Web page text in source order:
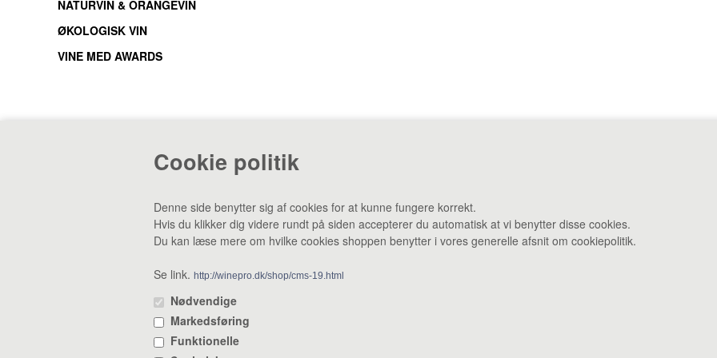
Cookie politik
Denne side benytter sig af cookies for at kunne fungere korrekt.
Hvis du klikker dig videre rundt på siden accepterer du automatisk at vi benytter disse cookies.
Du kan læse mere om hvilke cookies shoppen benytter i vores generelle afsnit om cookiepolitik.
Se link. http://winepro.dk/shop/cms-19.html
Nødvendige
Markedsføring
Funktionelle
NATURVIN & ORANGEVIN
ØKOLOGISK VIN
VINE MED AWARDS
Åbningstider: Kontor & varelevering 8 - 16 • Smagebaren 14 - 16